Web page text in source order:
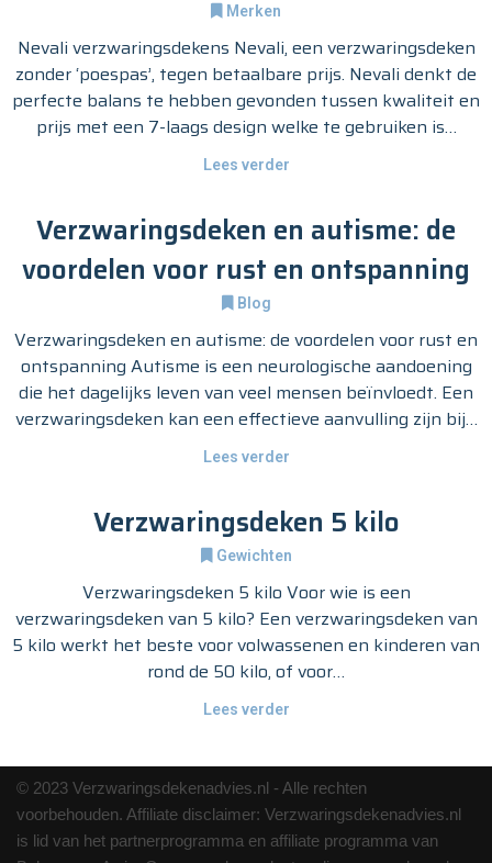
Merken
Nevali verzwaringsdekens​ Nevali, een verzwaringsdeken
zonder ‘poespas’, tegen betaalbare prijs. Nevali denkt de
perfecte balans te hebben gevonden tussen kwaliteit en
prijs met een 7-laags design welke te gebruiken is…
Lees verder
Verzwaringsdeken en autisme: de
voordelen voor rust en ontspanning
Blog
Verzwaringsdeken en autisme: de voordelen voor rust en
ontspanning Autisme is een neurologische aandoening
die het dagelijks leven van veel mensen beïnvloedt. Een
verzwaringsdeken kan een effectieve aanvulling zijn bij…
Lees verder
Verzwaringsdeken 5 kilo
Gewichten
Verzwaringsdeken 5 kilo Voor wie is een
verzwaringsdeken van 5 kilo? Een verzwaringsdeken van
5 kilo werkt het beste voor volwassenen en kinderen van
rond de 50 kilo, of voor…
Lees verder
© 2023 Verzwaringsdekenadvies.nl - Alle rechten
voorbehouden. Affiliate disclaimer: Verzwaringsdekenadvies.nl
is lid van het partnerprogramma en affiliate programma van